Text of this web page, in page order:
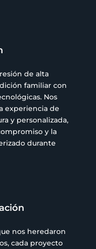
de alta
familiar con
Nos
experiencia de
y personalizada,
y la
durante
nos heredaron
cada proyecto